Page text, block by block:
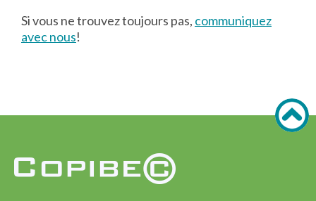
Si vous ne trouvez toujours pas, communiquez
avec nous!